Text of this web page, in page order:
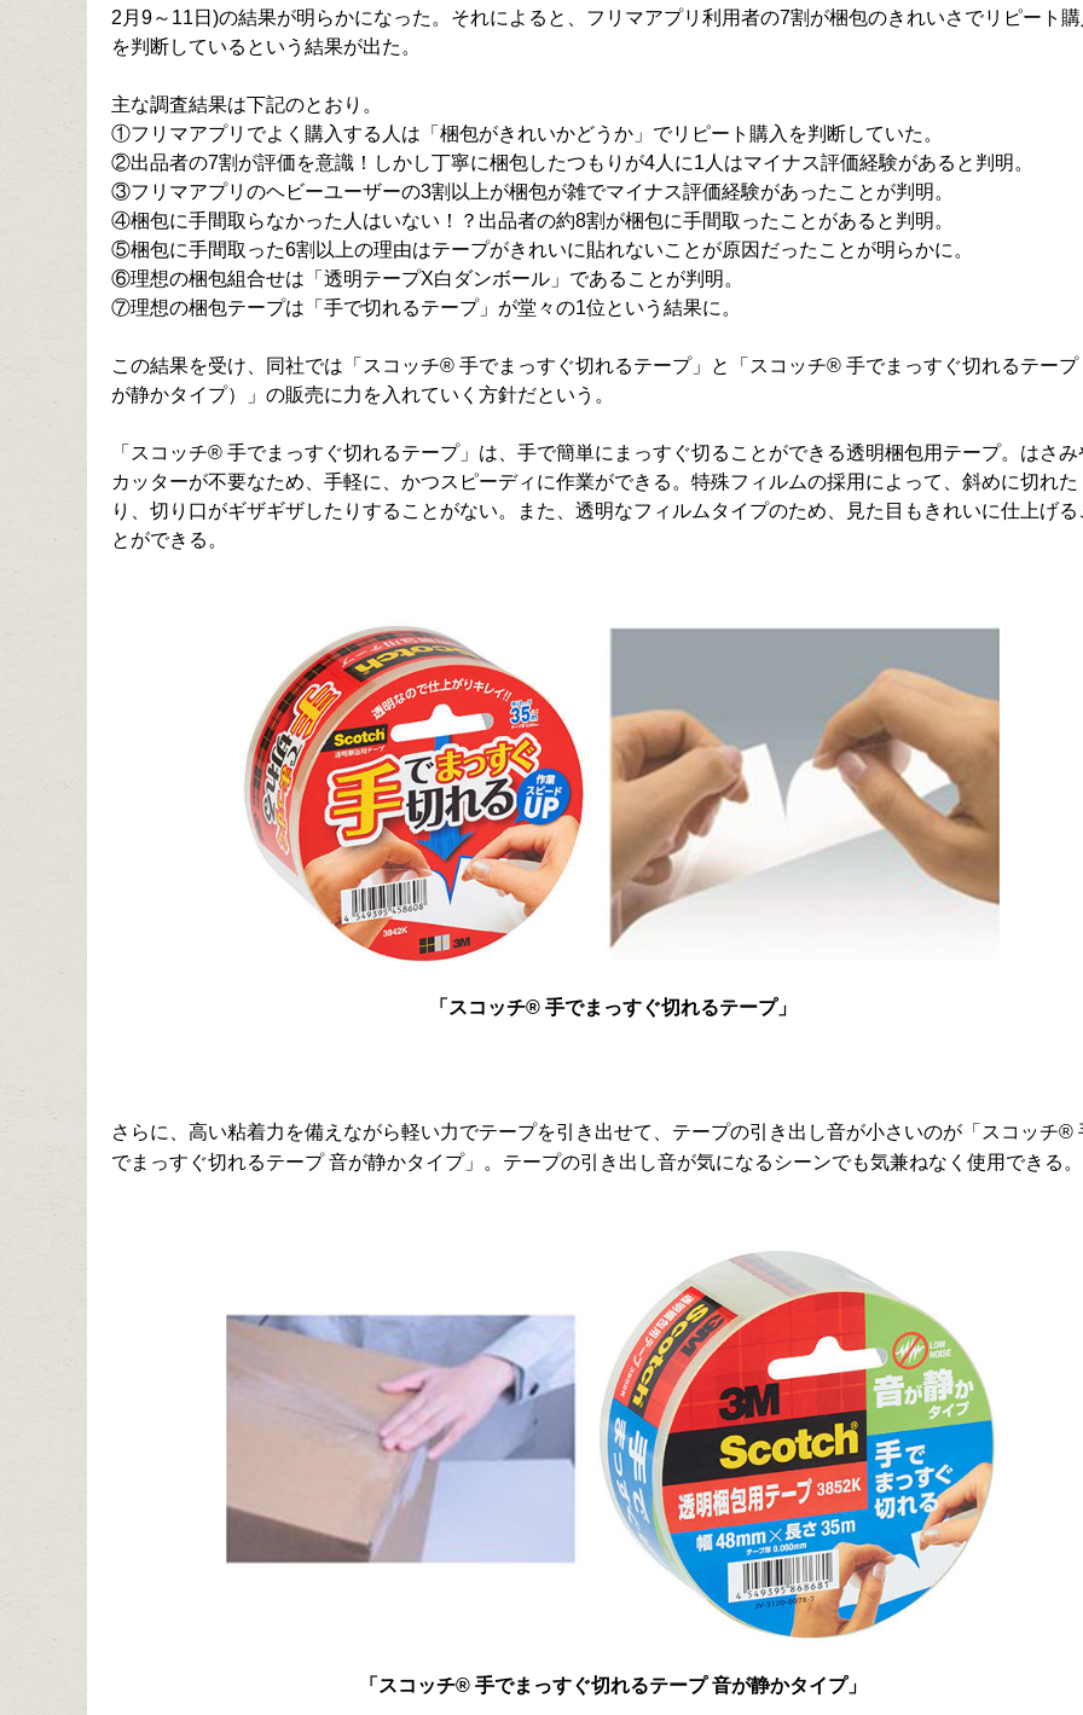
2月9～11日)の結果が明らかになった。それによると、フリマアプリ利用者の7割が梱包のきれいさでリピート
を判断しているという結果が出た。
主な調査結果は下記のとおり。
①フリマアプリでよく購入する人は「梱包がきれいかどうか」でリピート購入を判断していた。
②出品者の7割が評価を意識！しかし丁寧に梱包したつもりが4人に1人はマイナス評価経験があると判明。
③フリマアプリのヘビーユーザーの3割以上が梱包が雑でマイナス評価経験があったことが判明。
④梱包に手間取らなかった人はいない！？出品者の約8割が梱包に手間取ったことがあると判明。
⑤梱包に手間取った6割以上の理由はテープがきれいに貼れないことが原因だったことが明らかに。
⑥理想の梱包組合せは「透明テープX白ダンボール」であることが判明。
⑦理想の梱包テープは「手で切れるテープ」が堂々の1位という結果に。
この結果を受け、同社では「スコッチ® 手でまっすぐ切れるテープ」と「スコッチ® 手でまっすぐ切れるテープ
が静かタイプ）」の販売に力を入れていく方針だという。
「スコッチ® 手でまっすぐ切れるテープ」は、手で簡単にまっすぐ切ることができる透明梱包用テープ。はさみ
カッターが不要なため、手軽に、かつスピーディに作業ができる。特殊フィルムの採用によって、斜めに切れた
り、切り口がギザギザしたりすることがない。また、透明なフィルムタイプのため、見た目もきれいに仕上げる
とができる。
「スコッチ® 手でまっすぐ切れるテープ」
さらに、高い粘着力を備えながら軽い力でテープを引き出せて、テープの引き出し音が小さいのが「スコッチ®
でまっすぐ切れるテープ 音が静かタイプ」。テープの引き出し音が気になるシーンでも気兼ねなく使用できる。
「スコッチ® 手でまっすぐ切れるテープ 音が静かタイプ」